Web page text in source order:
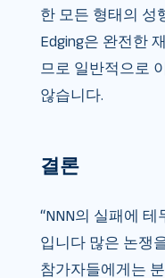
한 모든 형태의 성
Edging은 완전한
므로 일반적으로
않습니다.
결론
“NNN의 실패에
입니다 많은 논쟁
참가자들에게는